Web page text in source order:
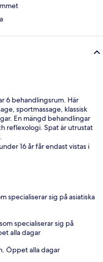
6 behandlingsrum. Här
sportmassage, klassisk
En mängd behandlingar
reflexologi. Spat är utrustat
16 år får endast vistas i
specialiserar sig på asiatiska
specialiserar sig på
alla dagar
Öppet alla dagar